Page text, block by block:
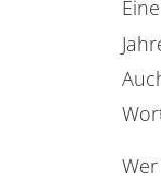
Eine